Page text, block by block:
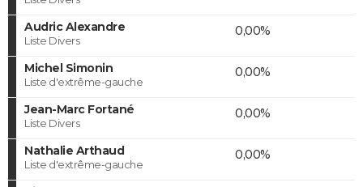
Audric Alexandre
Liste Divers
0,00%
Michel Simonin
Liste d'extrême-gauche
0,00%
Jean-Marc Fortané
Liste Divers
0,00%
Nathalie Arthaud
Liste d'extrême-gauche
0,00%